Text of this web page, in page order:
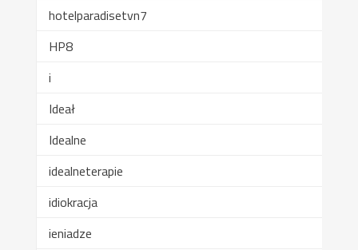
hotelparadisetvn7
HP8
i
Ideał
Idealne
idealneterapie
idiokracja
ieniadze